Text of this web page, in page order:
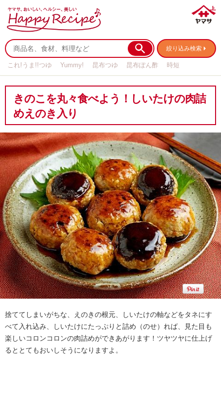
絞り込み検索
これ!うま!!つゆ Yummy! 昆布つゆ 昆布ぽん酢
時短
きのこを丸々食べよう！しいたけの肉詰
めえのき入り
捨ててしまいがちな、えのきの根元、しいたけの軸などをタネにす
べて入れ込み、しいたけにたっぷりと詰め（のせ）れば、見た目も
楽しいコロンコロンの肉詰めができあがります！ツヤツヤに仕上げ
るととてもおいしそうになりますよ。